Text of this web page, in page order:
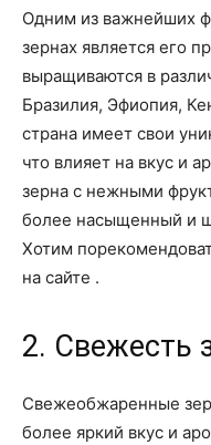
Одним из важнейших
зернах является его
выращиваются в
Бразилия, Эфиопия,
страна имеет свои
что влияет на вкус и
зерна с нежными
более насыщенный и
Хотим
на сайте .
2. Свежесть
Свежеобжаренные
более яркий вкус и